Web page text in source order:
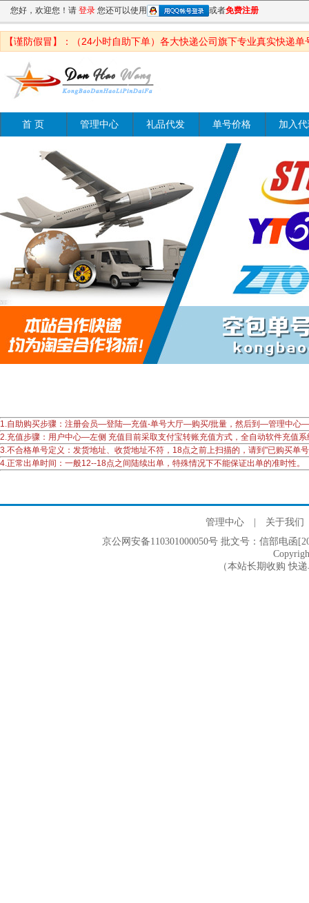
您好，欢迎您！请 登录 您还可以使用 或者免费注册
【谨防假冒】：（24小时自助下单）各大快递公司旗下专业真实快递
首 页 管理中心 礼品代发 单号价格 加入
1.自助购买步骤：注册会员—登陆—充值-单号大厅—购买/批量，然后到—管理中心
2.充值步骤：用户中心—左侧 充值目前采取支付宝转账充值方式，全自动软件充值
3.不合格单号定义：发货地址、收货地址不符，18点之前上扫描的，请到"已购买单
4.正常出单时间：一般12--18点之间陆续出单，特殊情况下不能保证出单的准时性。
管理中心
关于我们
京公网安备110301000050号 批文号：信部电函
（本站长期收购 快